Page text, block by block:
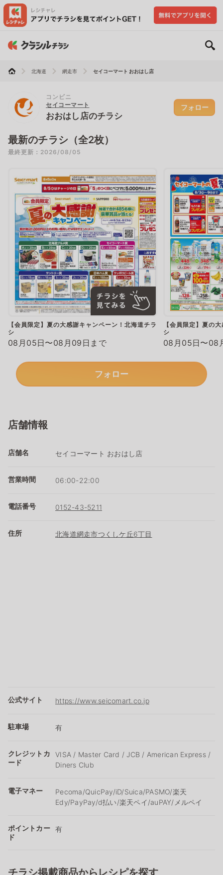
北海道 網走市 セイコーマート おおはし店
コンビニ
セイコーマート
おおはし店のチラシ
フォロー
最新のチラシ（全2枚）
最終更新：2026/08/05
【会員限定】夏の大感謝キャンペーン！北海道チラ
シ
08月05日〜08月09日まで
【会員限定】夏の
シ
08月05日〜08
フォロー
店舗情報
店舗名 セイコーマート おおはし店
営業時間 06:00-22:00
電話番号 0152-43-5211
住所 北海道網走市つくしケ丘6丁目
公式サイト https://www.seicomart.co.jp
駐車場 有
クレジットカ
ード
VISA / Master Card / JCB / American Express /
Diners Club
電子マネー
Pecoma/QuicPay/iD/Suica/PASMO/楽天
Edy/PayPay/d払い/楽天ペイ/auPAY/メルペイ
ポイントカー
ド
有
チラシ掲載商品からレシピを探す